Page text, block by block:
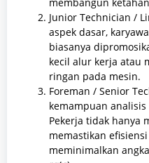
Junior Technician /
aspek dasar,
biasanya
kecil alur kerja atau
ringan pada mesin.
Foreman / Senior
kemampuan analisis
Pekerja tidak hanya
memastikan
meminimalkan